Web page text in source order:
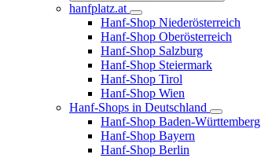
hanfplatz.at
Hanf-Shop Niederösterreich
Hanf-Shop Oberösterreich
Hanf-Shop Salzburg
Hanf-Shop Steiermark
Hanf-Shop Tirol
Hanf-Shop Wien
Hanf-Shops in Deutschland
Hanf-Shop Baden-Württemberg
Hanf-Shop Bayern
Hanf-Shop Berlin